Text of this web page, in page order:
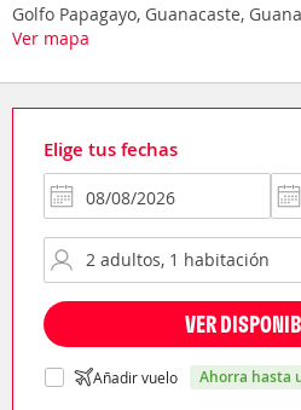
Golfo Papagayo, Guanacaste,
Ver mapa
Elige tus fechas
VER
Añadir vuelo ahorra hasta